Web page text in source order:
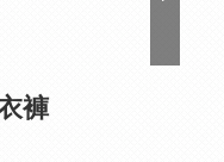
褲